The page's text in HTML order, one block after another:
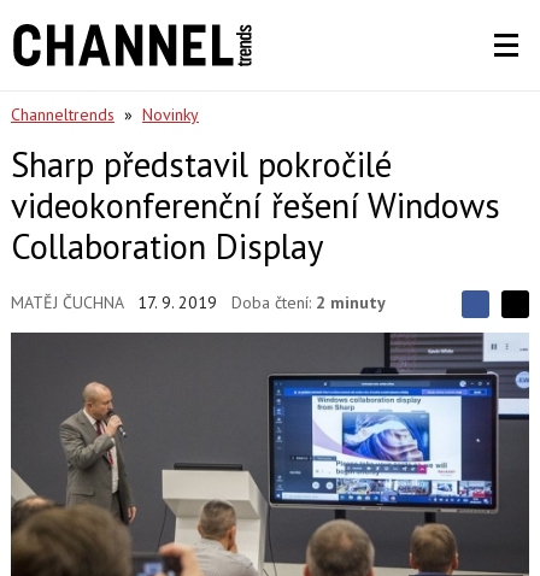
Channeltrends » Novinky
Sharp představil pokročilé
videokonferenční řešení Windows
Collaboration Display
MATĚJ ČUCHNA 17. 9. 2019 Doba čtení: 2 minuty
S
d
í
l
S
d
í
l
e
e
a
F
í
l
e
j